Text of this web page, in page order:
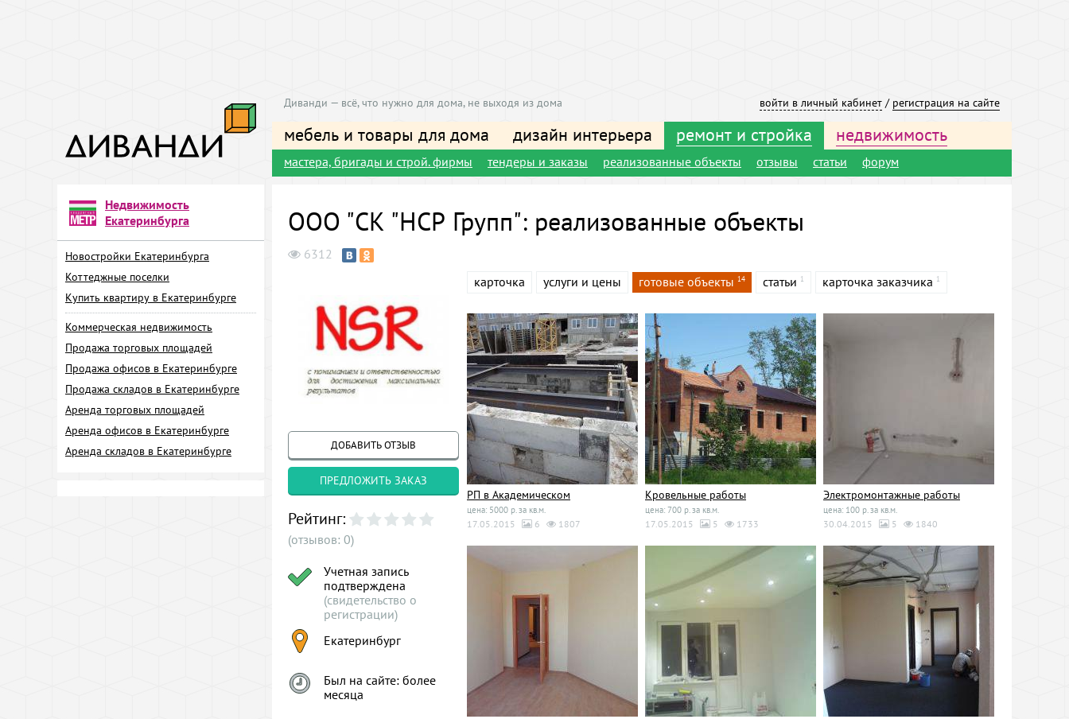
войти в личный кабинет / регистрация на сайте
Диванди — всё, что нужно для дома, не выходя из дома
мебель и товары для дома дизайн интерьера ремонт и стройка недвижимость
мастера, бригады и строй. фирмы тендеры и заказы реализованные объекты отзывы статьи форум
Недвижимость
Екатеринбурга
Новостройки Екатеринбурга
Коттеджные поселки
Купить квартиру в Екатеринбурге
Коммерческая недвижимость
Продажа торговых площадей
Продажа офисов в Екатеринбурге
Продажа складов в Екатеринбурге
Аренда торговых площадей
Аренда офисов в Екатеринбурге
Аренда складов в Екатеринбурге
ООО "СК "НСР Групп": реализованные объекты
6312
ДОБАВИТЬ ОТЗЫВ
ПРЕДЛОЖИТЬ ЗАКАЗ
Рейтинг:
(отзывов: 0)
Учетная запись
подтверждена
(свидетельство о
регистрации)
Екатеринбург
Был на сайте: более
месяца
карточка услуги и цены готовые объекты 14 статьи 1 карточка заказчика 1
РП в Академическом
цена: 5000 р. за кв.м.
17.05.2015 6 1807
Кровельные работы
цена: 700 р. за кв.м.
17.05.2015 5 1733
Электромонтажные работы
цена: 100 р. за кв.м.
30.04.2015 5 1840